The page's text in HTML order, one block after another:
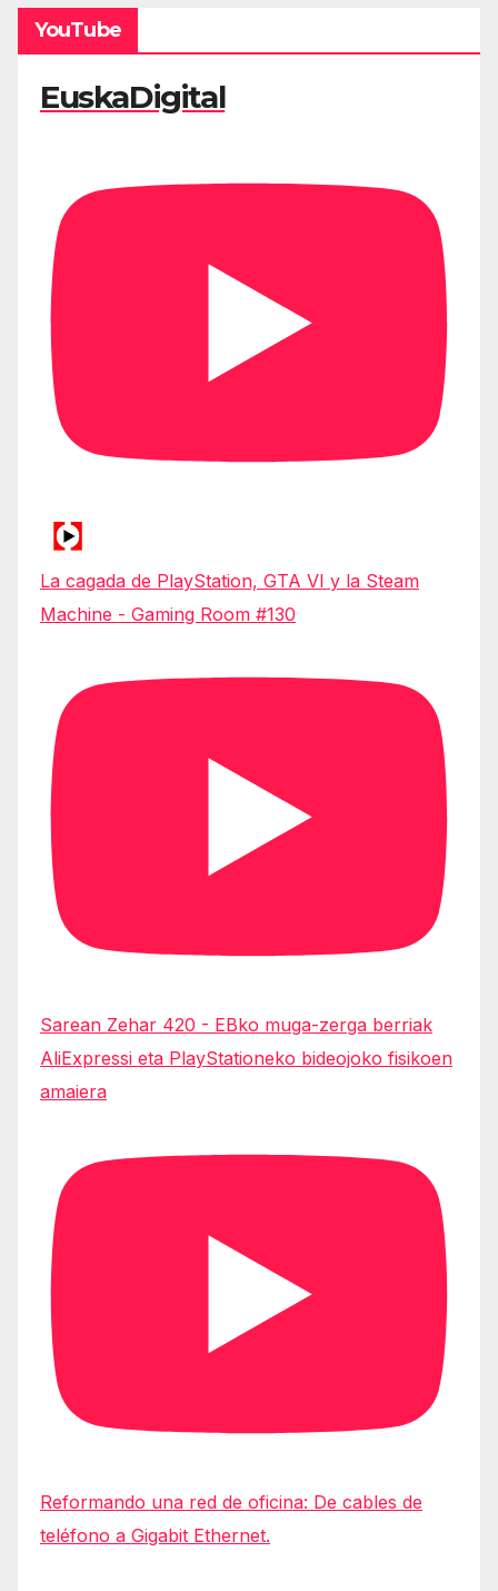
YouTube
EuskaDigital
La cagada de PlayStation, GTA VI y la Steam
Machine - Gaming Room #130
Sarean Zehar 420 - EBko muga-zerga berriak
AliExpressi eta PlayStationeko bideojoko fisikoen
amaiera
Reformando una red de oficina: De cables de
teléfono a Gigabit Ethernet.